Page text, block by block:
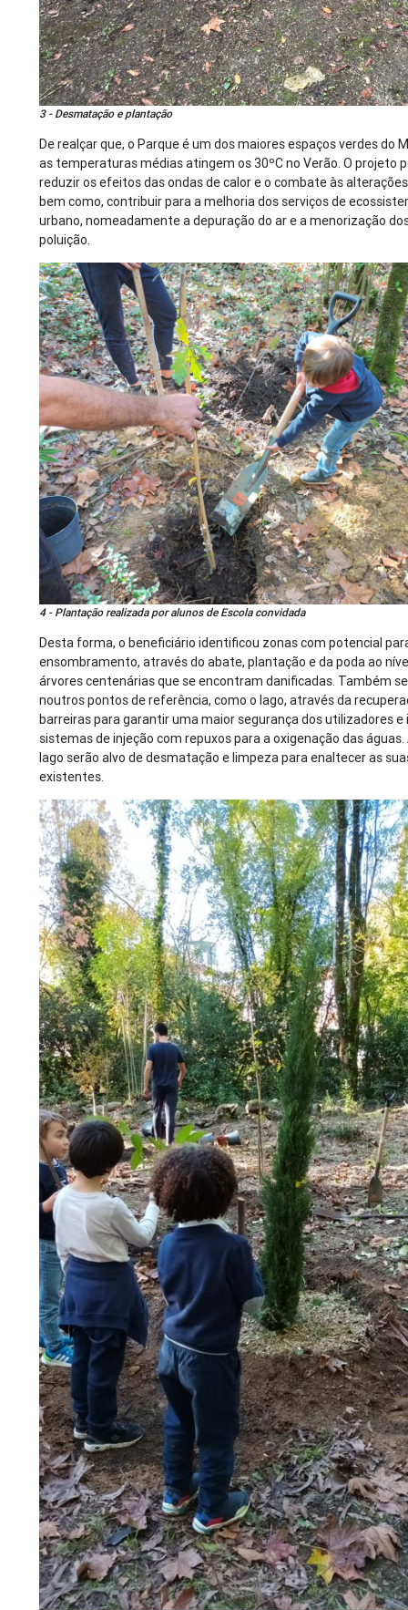
3 - Desmatação e plantação
De realçar que, o Parque é um dos maiores espaços verdes do
as temperaturas médias atingem os 30ºC no Verão. O projeto
reduzir os efeitos das ondas de calor e o combate às
bem como, contribuir para a melhoria dos serviços de
urbano, nomeadamente a depuração do ar e a menorização
poluição.
4 - Plantação realizada por alunos de Escola convidada
Desta forma, o beneficiário identificou zonas com potencial
ensombramento, através do abate, plantação e da poda ao
árvores centenárias que se encontram danificadas. Também
noutros pontos de referência, como o lago, através da
barreiras para garantir uma maior segurança dos utilizadores
sistemas de injeção com repuxos para a oxigenação das águas.
lago serão alvo de desmatação e limpeza para enaltecer as
existentes.